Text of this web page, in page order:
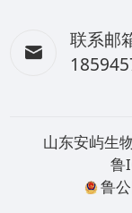
联系邮
山东安屿生
鲁
鲁